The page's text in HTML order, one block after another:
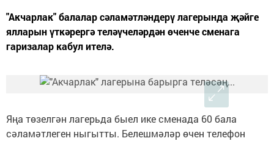
"Акчарлак" балалар сәламәтләндерү лагерында җәйге
ялларын үткәрергә теләүчеләрдән өченче сменага
гаризалар кабул ителә.
Яңа төзелгән лагерьда быел ике сменада 60 бала
сәламәтлеген ныгытты. Белешмәләр өчен телефон